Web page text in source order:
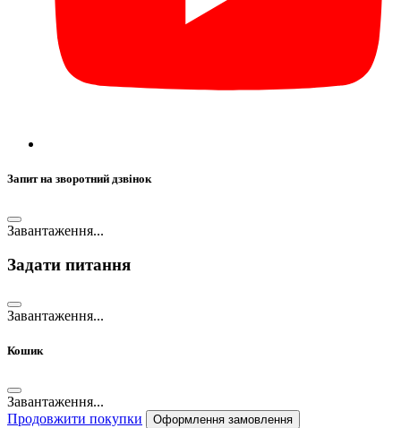
Запит на зворотний дзвінок
Завантаження...
Задати питання
Завантаження...
Кошик
Завантаження...
Продовжити покупки
Оформлення замовлення